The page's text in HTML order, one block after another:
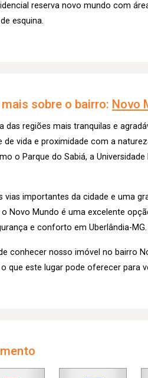
reserva novo mundo com
esquina.
sobre o bairro: Novo
das regiões mais tranquilas e
de vida e proximidade com a
o Parque do Sabiá, a Universidade
vias importantes da cidade e uma
Novo Mundo é uma excelente
e conforto em Uberlândia-MG.
conhecer nosso imóvel no bairro
que este lugar pode oferecer para